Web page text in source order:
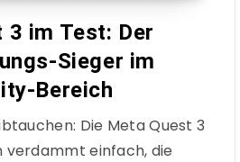
3 im Test: Der
Sieger im
Bereich
Die Meta Quest 3
verdammt einfach, die